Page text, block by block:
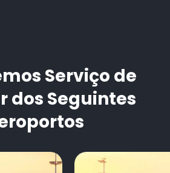
Serviço de
dos Seguintes